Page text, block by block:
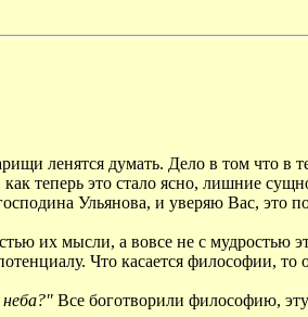
ленятся думать. Дело в том что в
теперь это стало ясно, лишние
Ульянова, и уверяю Вас, это
их мысли, а вовсе не с мудростью
Что касается философии, то
Все боготворили философию,